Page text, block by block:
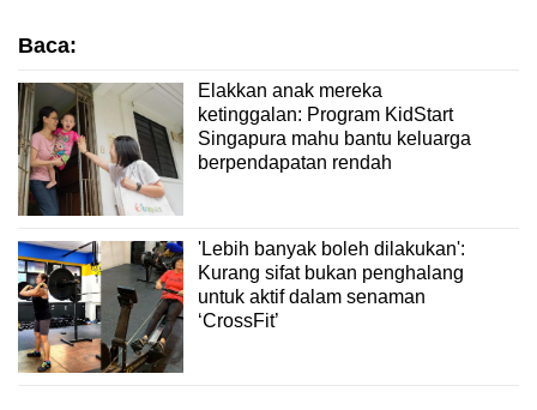
Baca:
Elakkan anak mereka
ketinggalan: Program KidStart
Singapura mahu bantu keluarga
berpendapatan rendah
'Lebih banyak boleh dilakukan':
Kurang sifat bukan penghalang
untuk aktif dalam senaman
‘CrossFit’